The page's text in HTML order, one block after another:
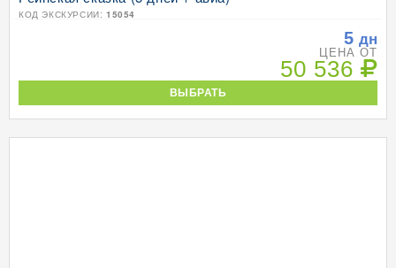
КОД ЭКСКУРСИИ: 15054
5 дн
ЦЕНА ОТ
50 536
ВЫБРАТЬ